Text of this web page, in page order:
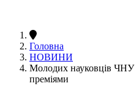
Головна
НОВИНИ
Молодих науковців ЧНУ
преміями